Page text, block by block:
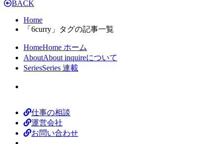
BACK
Home
「6curry」タグの記事一覧
HomeHome ホーム
AboutAbout inquireについて
SeriesSeries 連載
仕事の相談
運営会社
お問い合わせ